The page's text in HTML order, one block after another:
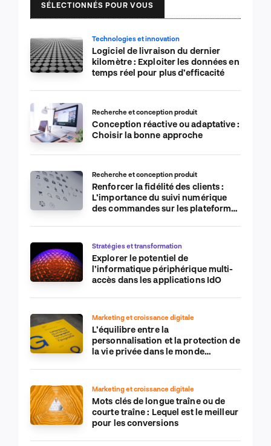
SÉLECTIONNÉS POUR VOUS
Technologies et innovation
Logiciel de livraison du dernier
kilomètre : Exploiter les données en
temps réel pour plus d’efficacité
Recherche et conception produit
Conception réactive ou adaptative :
Choisir la bonne approche
Recherche et conception produit
Renforcer la fidélité des clients :
L’importance du suivi numérique
des commandes sur les plateformes
Stratégies et transformation
Explorer le potentiel de
l’informatique périphérique multi-
accès dans les applications IdO
Marketing et croissance digitale
L’équilibre entre la
personnalisation et la protection de
la vie privée dans le monde
Marketing et croissance digitale
Mots clés de longue traîne ou de
courte traîne : Lequel est le meilleur
pour les conversions